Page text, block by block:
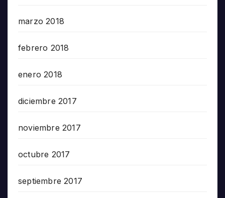
marzo 2018
febrero 2018
enero 2018
diciembre 2017
noviembre 2017
octubre 2017
septiembre 2017